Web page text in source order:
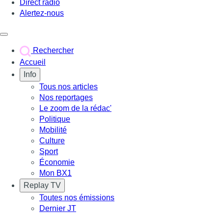
Direct radio
Alertez-nous
Rechercher
Accueil
Info
Tous nos articles
Nos reportages
Le zoom de la rédac'
Politique
Mobilité
Culture
Sport
Économie
Mon BX1
Replay TV
Toutes nos émissions
Dernier JT